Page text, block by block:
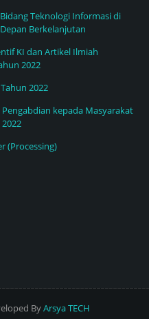
Teknologi Informasi di
Berkelanjutan
KI dan Artikel Ilmiah
2022
2022
kepada Masyarakat
(Processing)
ByArsya TECH